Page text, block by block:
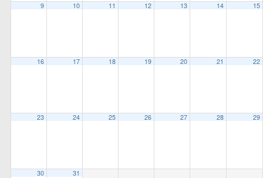
9 10 11 12 13 14 15
16 17 18 19 20 21 22
23 24 25 26 27 28 29
30 31